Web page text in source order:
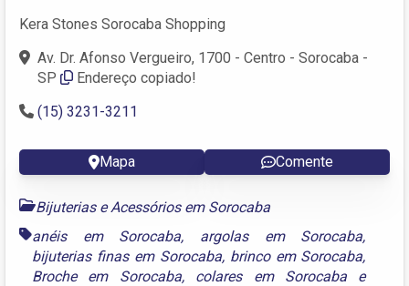
Kera Stones Sorocaba Shopping
Av. Dr. Afonso Vergueiro, 1700 - Centro - Sorocaba -
SP
Endereço copiado!
(15) 3231-3211
Mapa Comente
Bijuterias e Acessórios em Sorocaba
anéis em Sorocaba, argolas em Sorocaba,
bijuterias finas em Sorocaba, brinco em Sorocaba,
Broche em Sorocaba, colares em Sorocaba e